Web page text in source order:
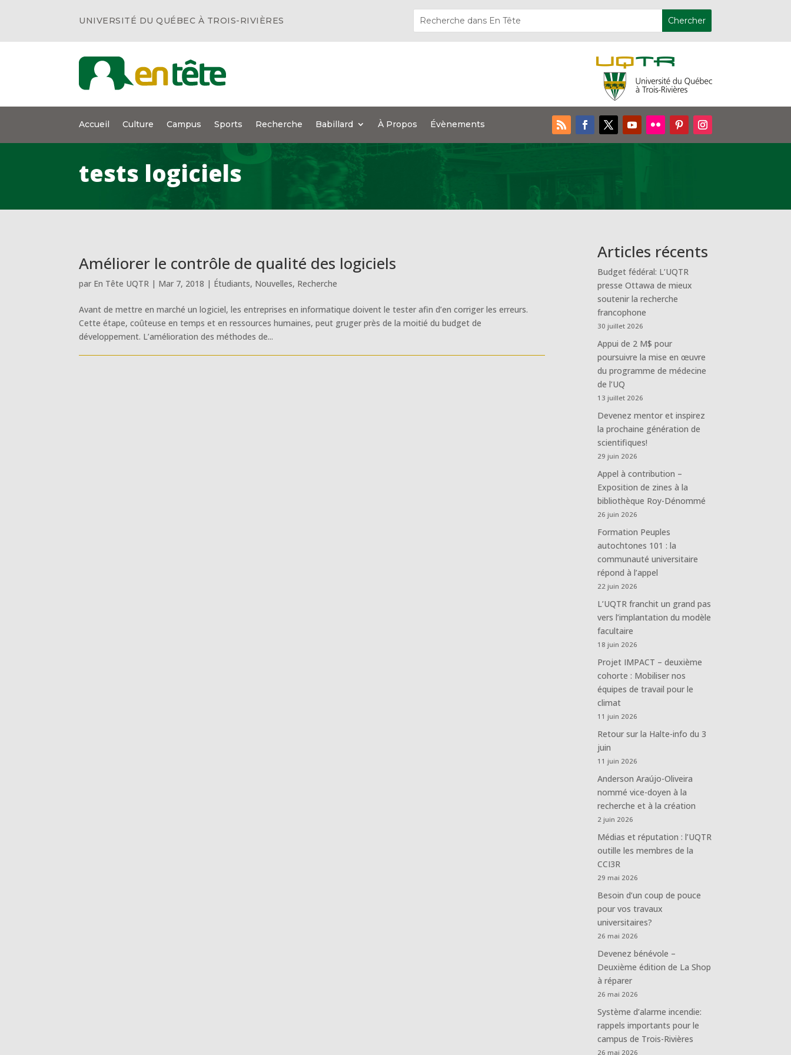
UNIVERSITÉ DU QUÉBEC À TROIS-RIVIÈRES
Accueil Culture Campus Sports Recherche Babillard À Propos Évènements
tests logiciels
Améliorer le contrôle de qualité des logiciels
par En Tête UQTR | Mar 7, 2018 | Étudiants, Nouvelles, Recherche
Avant de mettre en marché un logiciel, les entreprises en informatique doivent le tester afin d’en corriger les erreurs.
Cette étape, coûteuse en temps et en ressources humaines, peut gruger près de la moitié du budget de
développement. L’amélioration des méthodes de...
Articles récents
Budget fédéral: L’UQTR
presse Ottawa de mieux
soutenir la recherche
francophone
30 juillet 2026
Appui de 2 M$ pour
poursuivre la mise en œuvre
du programme de médecine
de l’UQ
13 juillet 2026
Devenez mentor et inspirez
la prochaine génération de
scientifiques!
29 juin 2026
Appel à contribution –
Exposition de zines à la
bibliothèque Roy-Dénommé
26 juin 2026
Formation Peuples
autochtones 101 : la
communauté universitaire
répond à l’appel
22 juin 2026
L’UQTR franchit un grand pas
vers l’implantation du modèle
facultaire
18 juin 2026
Projet IMPACT – deuxième
cohorte : Mobiliser nos
équipes de travail pour le
climat
11 juin 2026
Retour sur la Halte-info du 3
juin
11 juin 2026
Anderson Araújo-Oliveira
nommé vice-doyen à la
recherche et à la création
2 juin 2026
Médias et réputation : l’UQTR
outille les membres de la
CCI3R
29 mai 2026
Besoin d’un coup de pouce
pour vos travaux
universitaires?
26 mai 2026
Devenez bénévole –
Deuxième édition de La Shop
à réparer
26 mai 2026
Système d’alarme incendie:
rappels importants pour le
campus de Trois-Rivières
26 mai 2026